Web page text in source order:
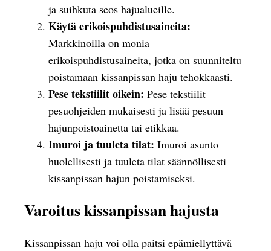
ja suihkuta seos hajualueille.
Käytä erikoispuhdistusaineita:
Markkinoilla on monia
erikoispuhdistusaineita, jotka on suunniteltu
poistamaan kissanpissan haju tehokkaasti.
Pese tekstiilit oikein: Pese tekstiilit
pesuohjeiden mukaisesti ja lisää pesuun
hajunpoistoainetta tai etikkaa.
Imuroi ja tuuleta tilat: Imuroi asunto
huolellisesti ja tuuleta tilat säännöllisesti
kissanpissan hajun poistamiseksi.
Varoitus kissanpissan hajusta
Kissanpissan haju voi olla paitsi epämiellyttävä